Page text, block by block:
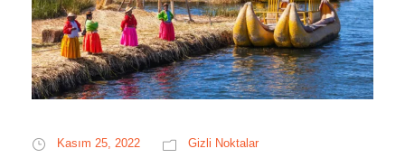
Kasım 25, 2022 Gizli Noktalar